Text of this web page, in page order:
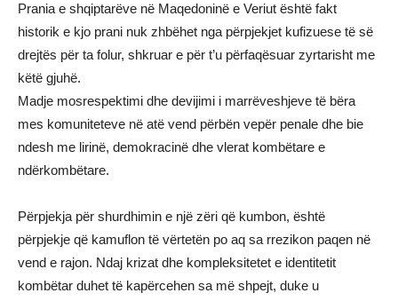
Prania e shqiptarëve në Maqedoninë e Veriut është fakt
historik e kjo prani nuk zhbëhet nga përpjekjet kufizuese të së
drejtës për ta folur, shkruar e për t’u përfaqësuar zyrtarisht me
këtë gjuhë.
Madje mosrespektimi dhe devijimi i marrëveshjeve të bëra
mes komuniteteve në atë vend përbën vepër penale dhe bie
ndesh me lirinë, demokracinë dhe vlerat kombëtare e
ndërkombëtare.
Përpjekja për shurdhimin e një zëri që kumbon, është
përpjekje që kamuflon të vërtetën po aq sa rrezikon paqen në
vend e rajon. Ndaj krizat dhe kompleksitetet e identitetit
kombëtar duhet të kapërcehen sa më shpejt, duke u